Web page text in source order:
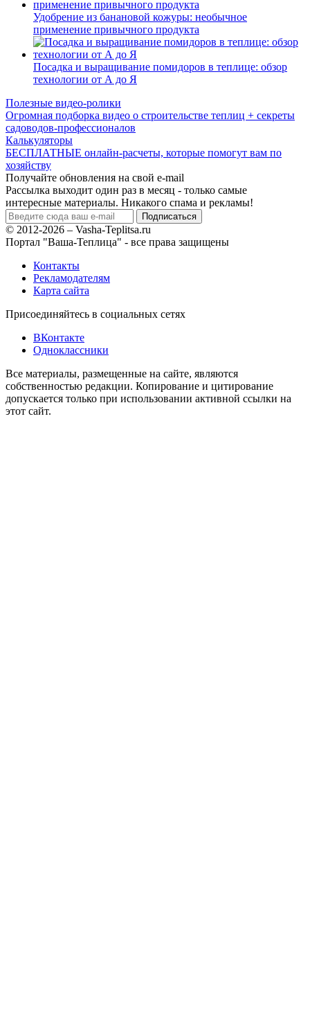
Удобрение из банановой кожуры: необычное
применение привычного продукта
Посадка и выращивание помидоров в теплице: обзор
технологии от А до Я
Полезные видео-ролики
Огромная подборка видео о строительстве теплиц + секреты
садоводов-профессионалов
Калькуляторы
БЕСПЛАТНЫЕ онлайн-расчеты, которые помогут вам по
хозяйству
Получайте обновления на свой e-mail
Рассылка выходит один раз в месяц - только самые
интересные материалы. Никакого спама и рекламы!
© 2012-2026 – Vasha-Teplitsa.ru
Портал "Ваша-Теплица" - все права защищены
Контакты
Рекламодателям
Карта сайта
Присоединяйтесь в социальных сетях
ВКонтакте
Одноклассники
Все материалы, размещенные на сайте, являются
собственностью редакции. Копирование и цитирование
допускается только при использовании активной ссылки на
этот сайт.